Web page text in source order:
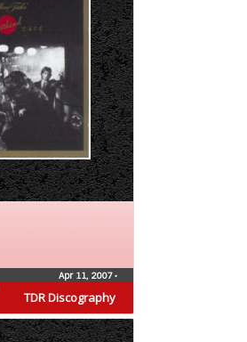
TDR Discography
Apr 11, 2007•